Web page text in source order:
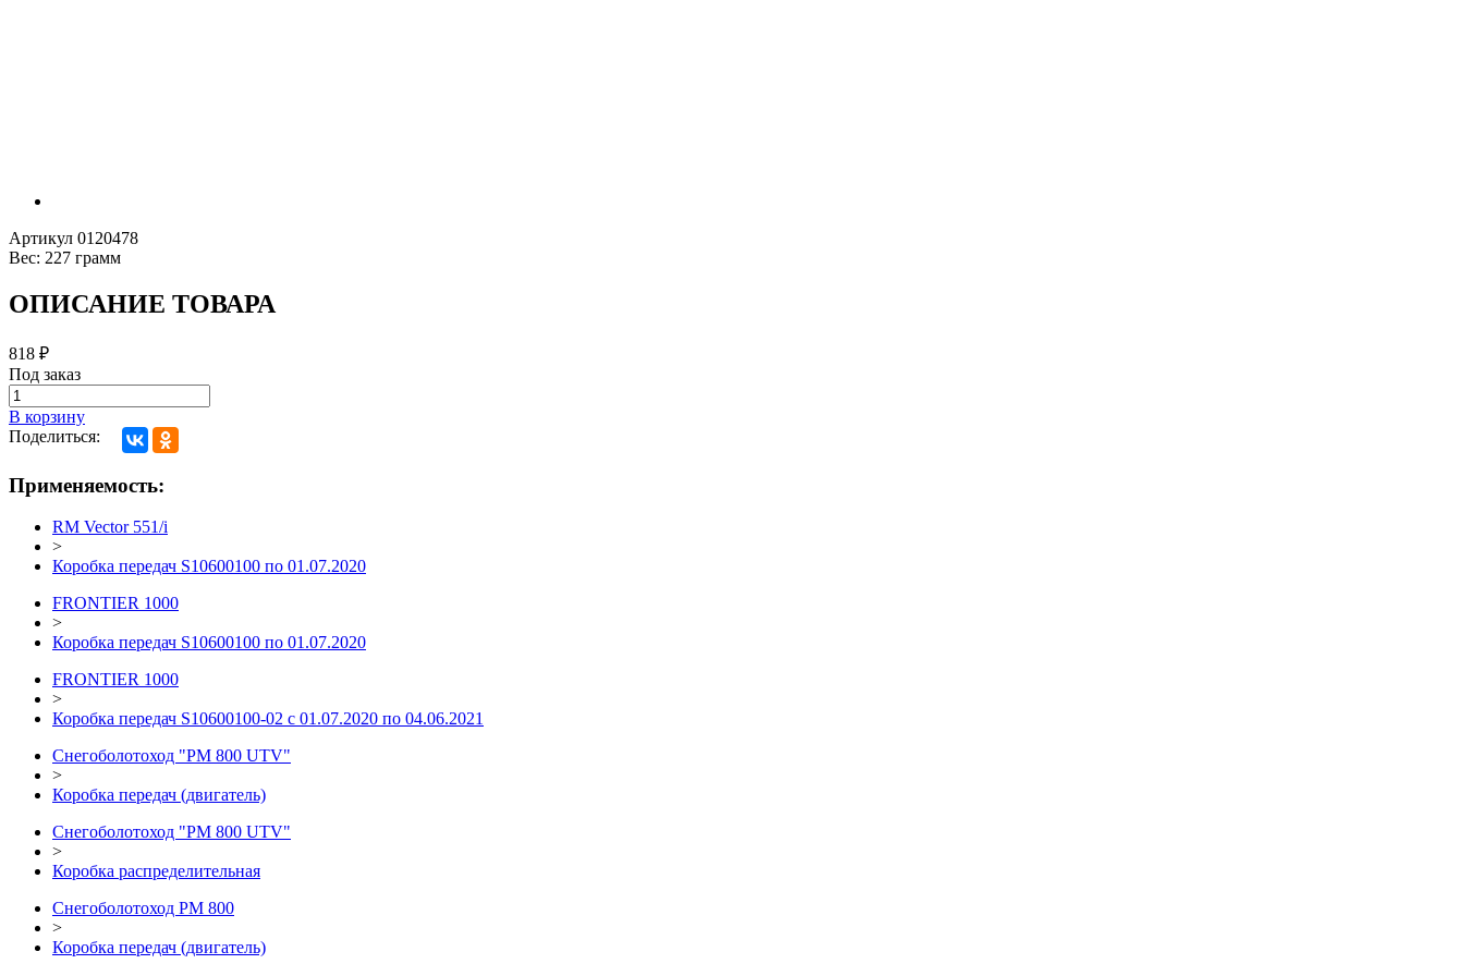
Артикул 0120478
Вес: 227 грамм
ОПИСАНИЕ ТОВАРА
818 ₽
Под заказ
В корзину
Поделиться:
Применяемость:
RM Vector 551/i
>
Коробка передач S10600100 по 01.07.2020
FRONTIER 1000
>
Коробка передач S10600100 по 01.07.2020
FRONTIER 1000
>
Коробка передач S10600100-02 с 01.07.2020 по 04.06.2021
Снегоболотоход "РМ 800 UTV"
>
Коробка передач (двигатель)
Снегоболотоход "РМ 800 UTV"
>
Коробка распределительная
Снегоболотоход РМ 800
>
Коробка передач (двигатель)